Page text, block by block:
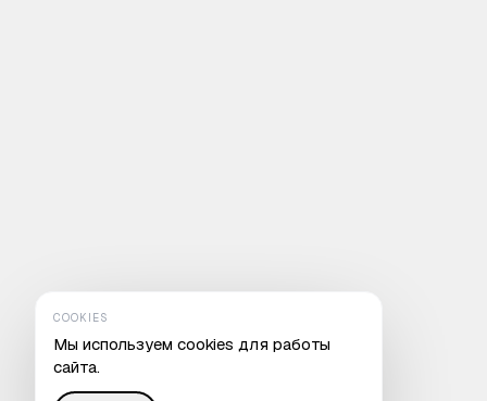
COOKIES
Мы используем cookies для работы
сайта.